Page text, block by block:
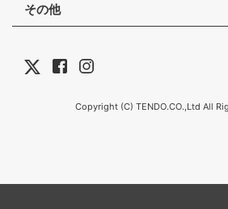
その他
Copyright (C) TENDO.CO.,Ltd All